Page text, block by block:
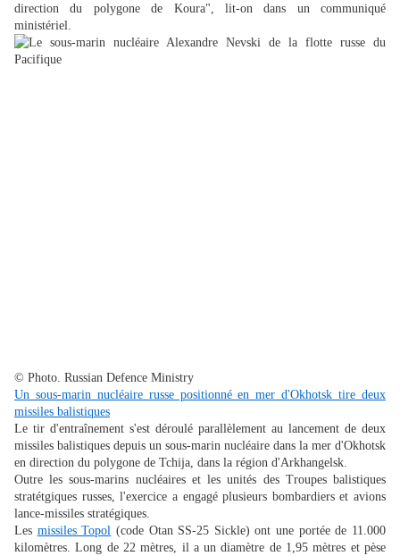
direction du polygone de Koura", lit-on dans un communiqué
ministériel.
© Photo. Russian Defence Ministry
Un sous-marin nucléaire russe positionné en mer d'Okhotsk tire deux
missiles balistiques
Le tir d'entraînement s'est déroulé parallèlement au lancement de deux
missiles balistiques depuis un sous-marin nucléaire dans la mer d'Okhotsk
en direction du polygone de Tchija, dans la région d'Arkhangelsk.
Outre les sous-marins nucléaires et les unités des Troupes balistiques
stratétgiques russes, l'exercice a engagé plusieurs bombardiers et avions
lance-missiles stratégiques.
Les missiles Topol (code Otan SS-25 Sickle) ont une portée de 11.000
kilomètres. Long de 22 mètres, il a un diamètre de 1,95 mètres et pèse